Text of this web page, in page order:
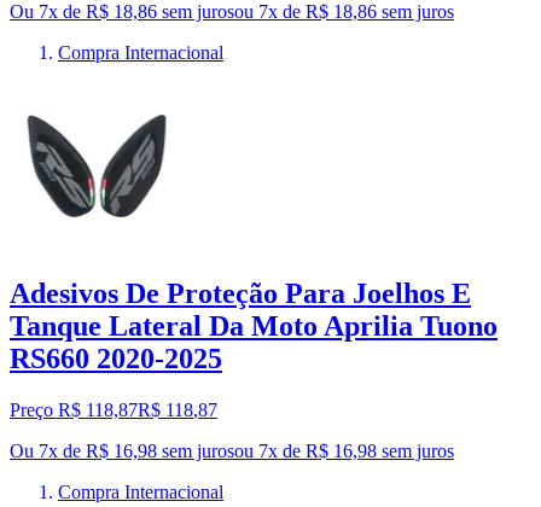
Ou 7x de R$ 18,86 sem jurosou 7x de R$ 18,86 sem juros
Compra Internacional
Adesivos De Proteção Para Joelhos E
Tanque Lateral Da Moto Aprilia Tuono
RS660 2020-2025
Preço R$ 118,87R$ 118,87
Ou 7x de R$ 16,98 sem jurosou 7x de R$ 16,98 sem juros
Compra Internacional